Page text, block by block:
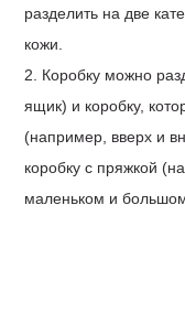
разделить на две
кожи.
2. Коробку можно
ящик) и коробку,
(например, вверх и
коробку с пряжкой
маленьком и